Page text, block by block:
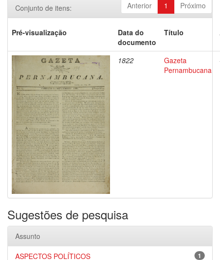
Anterior 1 Próximo
Conjunto de itens:
Pré-visualização
Data do
documento
Título
1822
Gazeta
Pernambucana
Sugestões de pesquisa
Assunto
1
ASPECTOS POLÍTICOS